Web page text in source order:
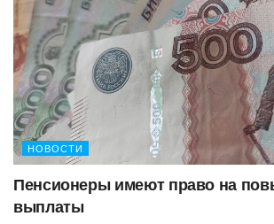
НОВОСТИ
Пенсионеры имеют право на
выплаты